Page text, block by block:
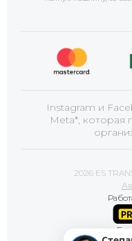
Instagram и
Meta*, которая
2026 ES